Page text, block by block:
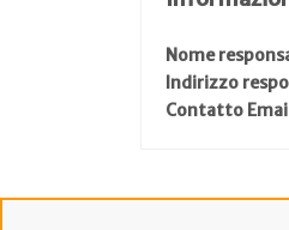
Nome
Indirizzo
Contatto